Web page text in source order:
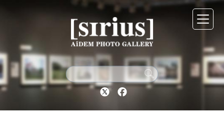
Twitter Facebook
シリウスについて
展示スケジュール